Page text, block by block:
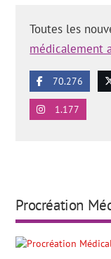
Toutes les
médicalement
70.276
1.177
Procréation